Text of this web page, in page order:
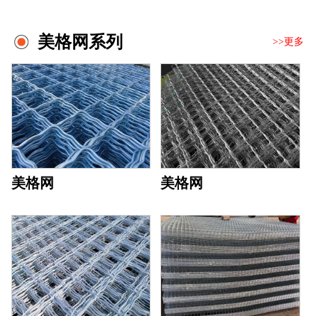
美格网系列 >>更多
美格网 美格网